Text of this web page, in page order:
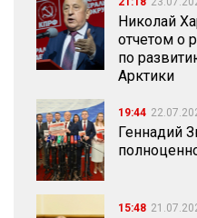
Николай
отчетом о
по
Арктики
19:44
Геннадий
15:48